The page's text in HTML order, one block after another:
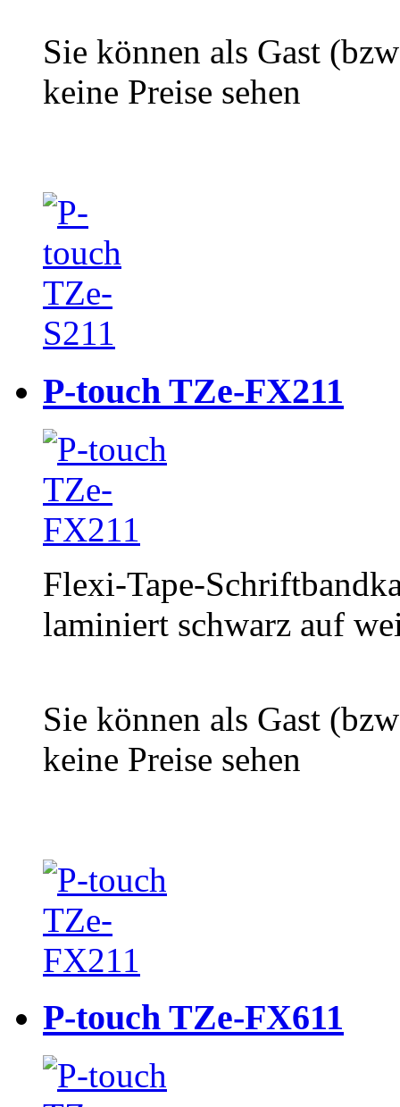
Sie können als Gast
keine Preise sehen
P-touch TZe-FX211
Flexi-Tape-
laminiert schwarz auf
Sie können als Gast
keine Preise sehen
P-touch TZe-FX611